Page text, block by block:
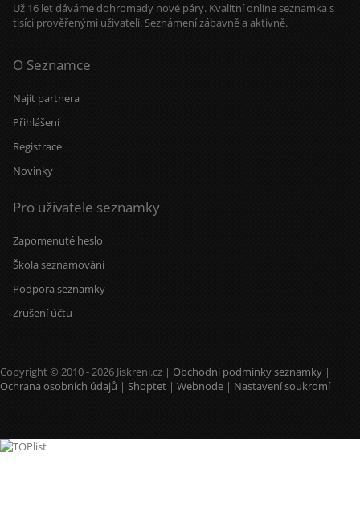
Už 16 let dáváme dohromady nové páry. Kvalitní online seznamka s
tisíci prověřenými uživateli. Seznámení zábavně a aktivně.
O Seznamce
Najít partnera
Přihlášení
Registrace
Novinky
Pro uživatele seznamky
Zapomenuté heslo
Škola seznamování
Podpora seznamky
Zrušení účtu
Copyright © 2010 - 2026 Jiskreni.cz | Obchodní podmínky seznamky |
Ochrana osobních údajů | Shoptet | Webnode | Nastavení soukromí